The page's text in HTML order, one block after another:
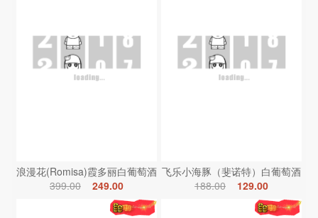
浪漫花(Romisa)霞多丽白葡萄酒
399.00
249.00
飞乐小海豚（斐诺特）白葡萄酒
188.00
129.00